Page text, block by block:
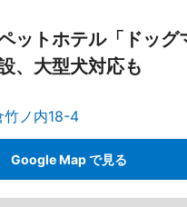
ットホテル「ドッ
、大型犬対応も
竹ノ内18-4
Google Map で見る